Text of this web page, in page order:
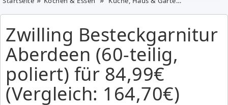
Zwilling Besteckgarnitur
Aberdeen (60-teilig,
poliert) für 84,99€
(Vergleich: 164,70€)